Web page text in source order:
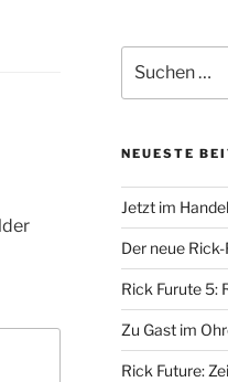
nach:
NEUESTE
Jetzt im
Der neue
Rick Furute 5:
Zu Gast im
Rick Future: